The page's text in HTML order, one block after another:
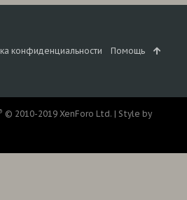
конфиденциальности Помощь
© 2010-2019 XenForo Ltd. | Style by